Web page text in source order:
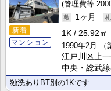
新着
マンション
1ヶ月
1K
25.92㎡
1990年2月
（
江戸川区上
中央・総武
独洗ありBT別の1Kです